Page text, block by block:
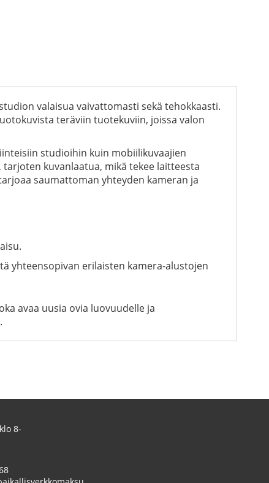
valaisua vaivattomasti sekä tehokkaasti.
teräviin tuotekuviin, joissa valon
studioihin kuin mobiilikuvaajien
kuvanlaatua, mikä tekee laitteesta
saumattoman yhteyden kameran ja
yhteensopivan erilaisten kamera-alustojen
avaa uusia ovia luovuudelle ja
8-